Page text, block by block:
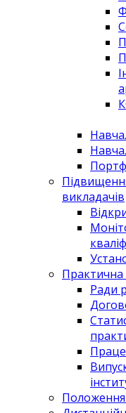
викладачів
Практична
Ради
Положення